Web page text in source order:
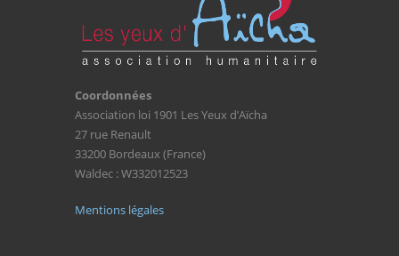
Coordonnées
Association loi 1901 Les Yeux d’Aïcha
27 rue Renault
33200 Bordeaux (France)
Waldec : W332012523
Mentions légales